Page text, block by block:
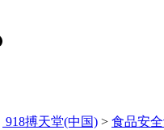
918搏天堂(中国) > 食品安